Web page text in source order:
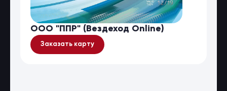
ООО "ППР" (Вездеход Online)
Заказать карту